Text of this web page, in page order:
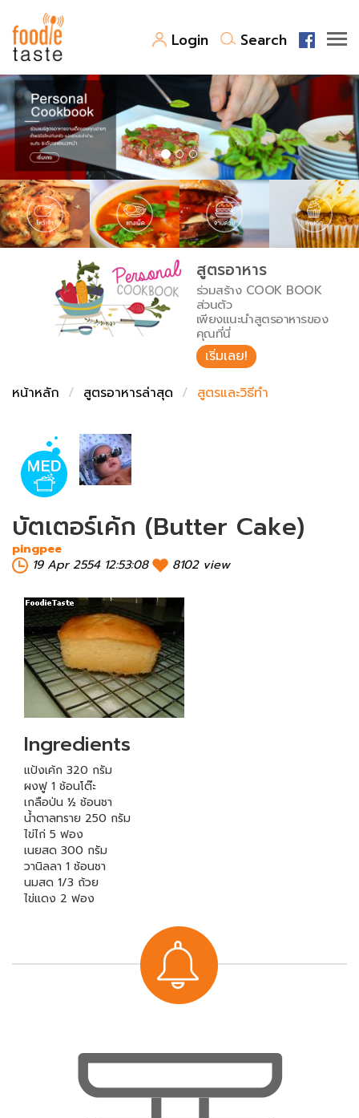
Login Search
สูตรอาหาร
สูตรอาหารล่าสุด
Top Foodie
พาไปชิม
สารพันก้นครัว
เคล็ดลับน่ารู้
เปรียบเทียบหน่วยการตวง
เปรียบเทียบอุณหภูมิ
เปรียบเทียบน้ำหนักวัตถุดิบ
FoodPedia
สร้าง Cookbook
สูตรอาหาร
ร่วมสร้าง COOK BOOK
ส่วนตัว
เพียงแนะนำสูตรอาหารของ
คุณที่นี่
เริ่มเลย!
หน้าหลัก
สูตรอาหารล่าสุด สูตรและวิธีทำ
บัตเตอร์เค้ก (Butter Cake)
pingpee
19 Apr 2554 12:53:08
8102 view
Ingredients
แป้งเค้ก 320 กรัม
ผงฟู 1 ช้อนโต๊ะ
เกลือป่น ½ ช้อนชา
น้ำตาลทราย 250 กรัม
ไข่ไก่ 5 ฟอง
เนยสด 300 กรัม
วานิลลา 1 ช้อนชา
นมสด 1/3 ถ้วย
ไข่แดง 2 ฟอง